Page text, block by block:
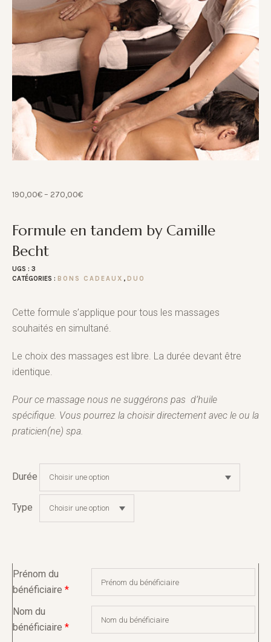
190,00€– 270,00€
Formule en tandem by Camille
Becht
UGS : 3
CATÉGORIES : BONS CADEAUX , DUO
Cette formule s’applique pour tous les massages
souhaités en simultané.
Le choix des massages est libre. La durée devant être
identique.
Pour ce massage nous ne suggérons pas d’huile
spécifique. Vous pourrez la choisir directement avec le ou la
praticien(ne) spa.
Durée
Type
Prénom du
bénéficiaire *
Nom du
bénéficiaire *